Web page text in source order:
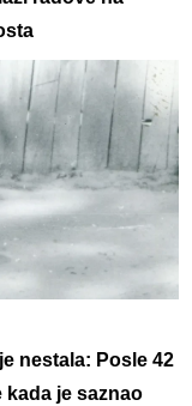
nestala: Posle 42
je saznao